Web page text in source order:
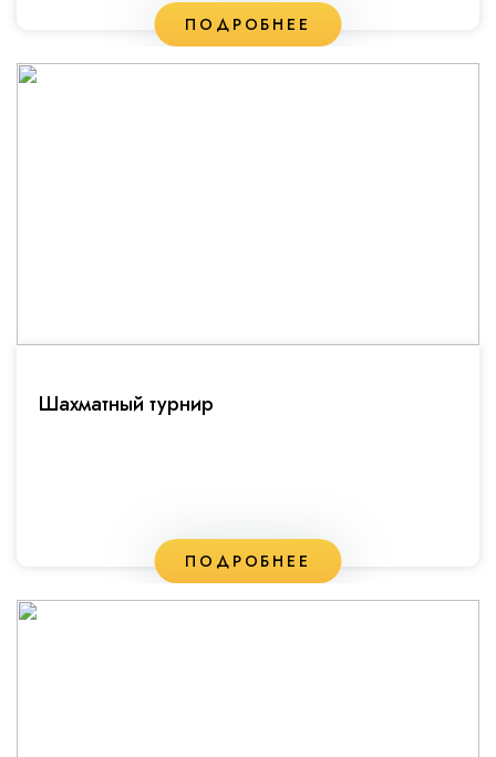
ПОДРОБНЕЕ
Шахматный турнир
ПОДРОБНЕЕ